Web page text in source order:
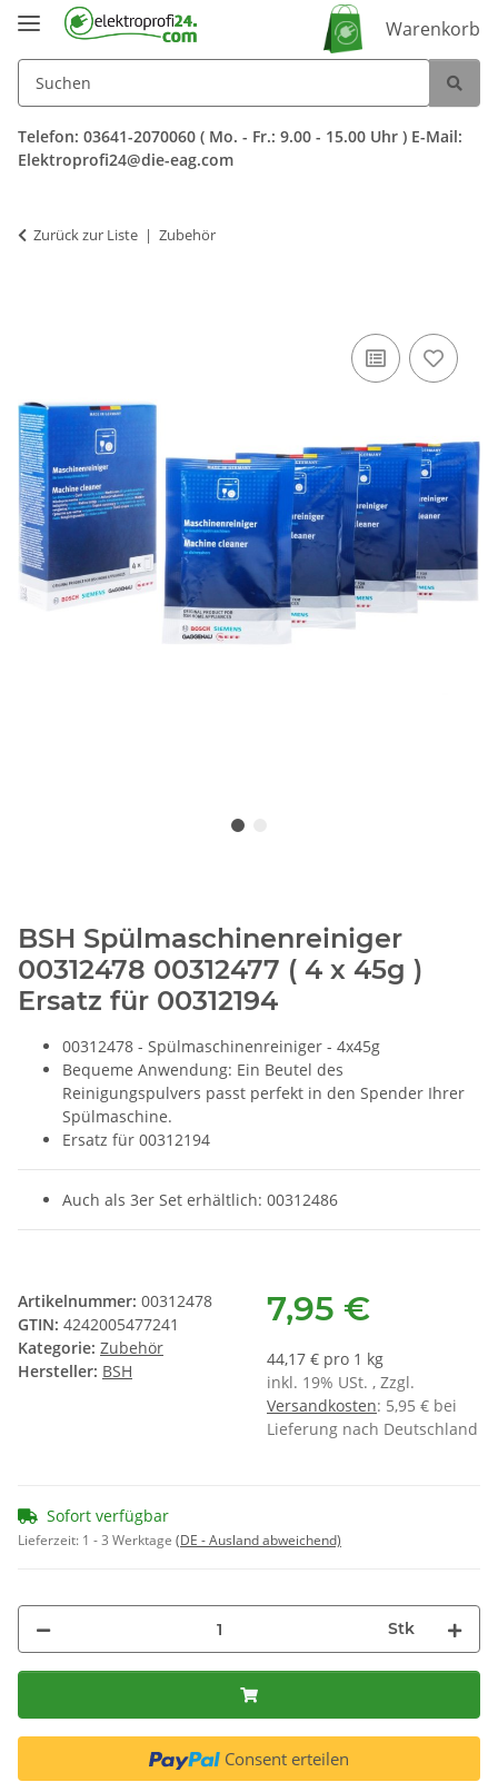
Warenkorb
Telefon: 03641-2070060 ( Mo. - Fr.: 9.00 - 15.00 Uhr ) E-Mail:
Elektroprofi24@die-eag.com
Zurück zur Liste Zubehör
BSH Spülmaschinenreiniger
00312478 00312477 ( 4 x 45g )
Ersatz für 00312194
00312478 - Spülmaschinenreiniger - 4x45g
Bequeme Anwendung: Ein Beutel des
Reinigungspulvers passt perfekt in den Spender Ihrer
Spülmaschine.
Ersatz für 00312194
Auch als 3er Set erhältlich: 00312486
Artikelnummer: 00312478
GTIN: 4242005477241
Kategorie: Zubehör
Hersteller: BSH
7,95 €
44,17 € pro 1 kg
inkl. 19% USt. , Zzgl.
Versandkosten: 5,95 € bei
Lieferung nach Deutschland
Sofort verfügbar
Lieferzeit: 1 - 3 Werktage (DE - Ausland abweichend)
Stk
Consent erteilen